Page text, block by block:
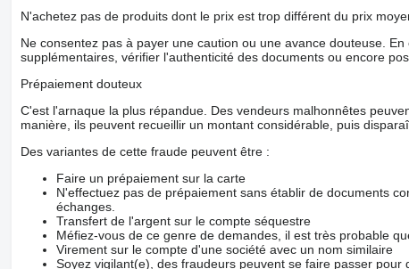
N'achetez pas de produits dont le prix est trop différent du prix
Ne consentez pas à payer une caution ou une avance douteuse.
supplémentaires, vérifier l'authenticité des documents ou encore
Prépaiement douteux
C'est l'arnaque la plus répandue. Des vendeurs malhonnêtes
manière, ils peuvent recueillir un montant considérable, puis
Des variantes de cette fraude peuvent être :
Faire un prépaiement sur la carte
N'effectuez pas de prépaiement sans établir de documents
échanges.
Transfert de l'argent sur le compte séquestre
Méfiez-vous de ce genre de demandes, il est très probable
Virement sur le compte d'une société avec un nom similaire
Soyez vigilant(e), des fraudeurs peuvent se faire passer